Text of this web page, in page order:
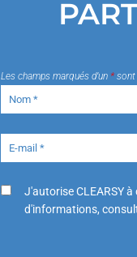
Les champs marqués d’un * sont
J'autorise CLEARSY
d'informations,